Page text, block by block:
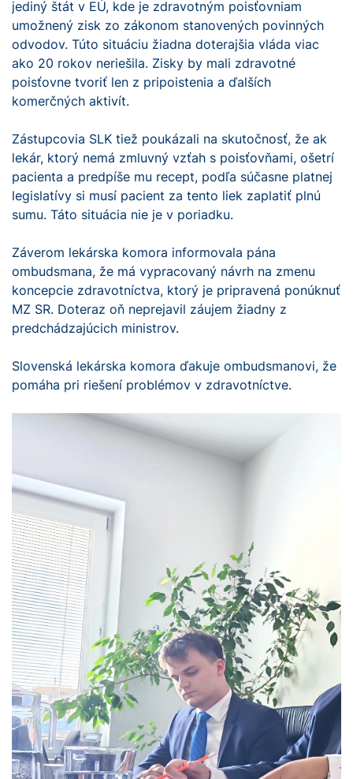
jediný štát v EÚ, kde je zdravotným poisťovniam
umožnený zisk zo zákonom stanovených povinných
odvodov. Túto situáciu žiadna doterajšia vláda viac
ako 20 rokov neriešila. Zisky by mali zdravotné
poisťovne tvoriť len z pripoistenia a ďalších
komerčných aktivít.
Zástupcovia SLK tiež poukázali na skutočnosť, že ak
lekár, ktorý nemá zmluvný vzťah s poisťovňami, ošetrí
pacienta a predpíše mu recept, podľa súčasne platnej
legislatívy si musí pacient za tento liek zaplatiť plnú
sumu. Táto situácia nie je v poriadku.
Záverom lekárska komora informovala pána
ombudsmana, že má vypracovaný návrh na zmenu
koncepcie zdravotníctva, ktorý je pripravená ponúknuť
MZ SR. Doteraz oň neprejavil záujem žiadny z
predchádzajúcich ministrov.
Slovenská lekárska komora ďakuje ombudsmanovi, že
pomáha pri riešení problémov v zdravotníctve.